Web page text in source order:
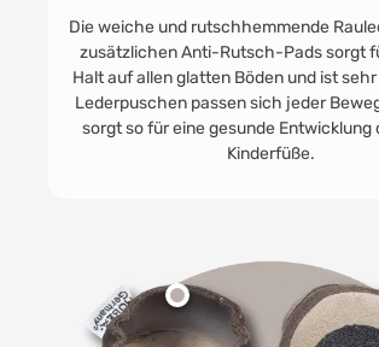
Die praktischen Jungen und
immer Anwendung. In der Kita als
Babyturnschuhe. HOBEA
gerne getragen. Für Unterwegs zu Oma
zum Toben im eigenen Kinder - und